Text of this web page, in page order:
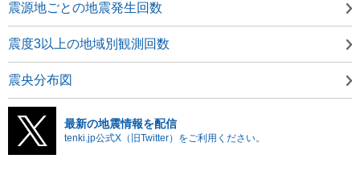
震源地ごとの地震発生回数
震度3以上の地域別観測回数
震央分布図
最新の地震情報を配信
tenki.jp公式X（旧Twitter）をご利用ください。